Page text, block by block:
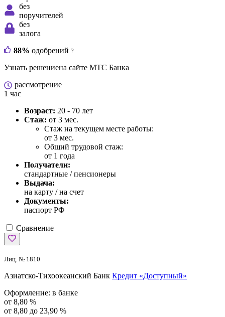
без
поручителей
без
залога
88% одобрений ?
Узнать решениена сайте МТС Банка
рассмотрение
1 час
Возраст: 20 - 70 лет
Стаж: от 3 мес.
Стаж на текущем месте работы:
от 3 мес.
Общий трудовой стаж:
от 1 года
Получатели:
стандартные / пенсионеры
Выдача:
на карту / на счет
Документы:
паспорт РФ
Сравнение
Лиц. № 1810
Азиатско-Тихоокеанский Банк Кредит «Доступный»
Оформление: в банке
от 8,80 %
от 8,80 до 23,90 %